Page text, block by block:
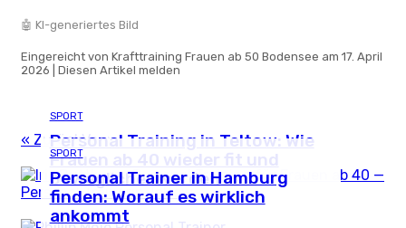
🤖 KI-generiertes Bild
Eingereicht von Krafttraining Frauen ab 50 Bodensee am 17. April
2026 | Diesen Artikel melden
« ZurückVor »
SPORT
Personal Training in Teltow: Wie
Frauen ab 40 wieder fit und
beweglicher werden
SPORT
Personal Trainer in Hamburg
finden: Worauf es wirklich
ankommt